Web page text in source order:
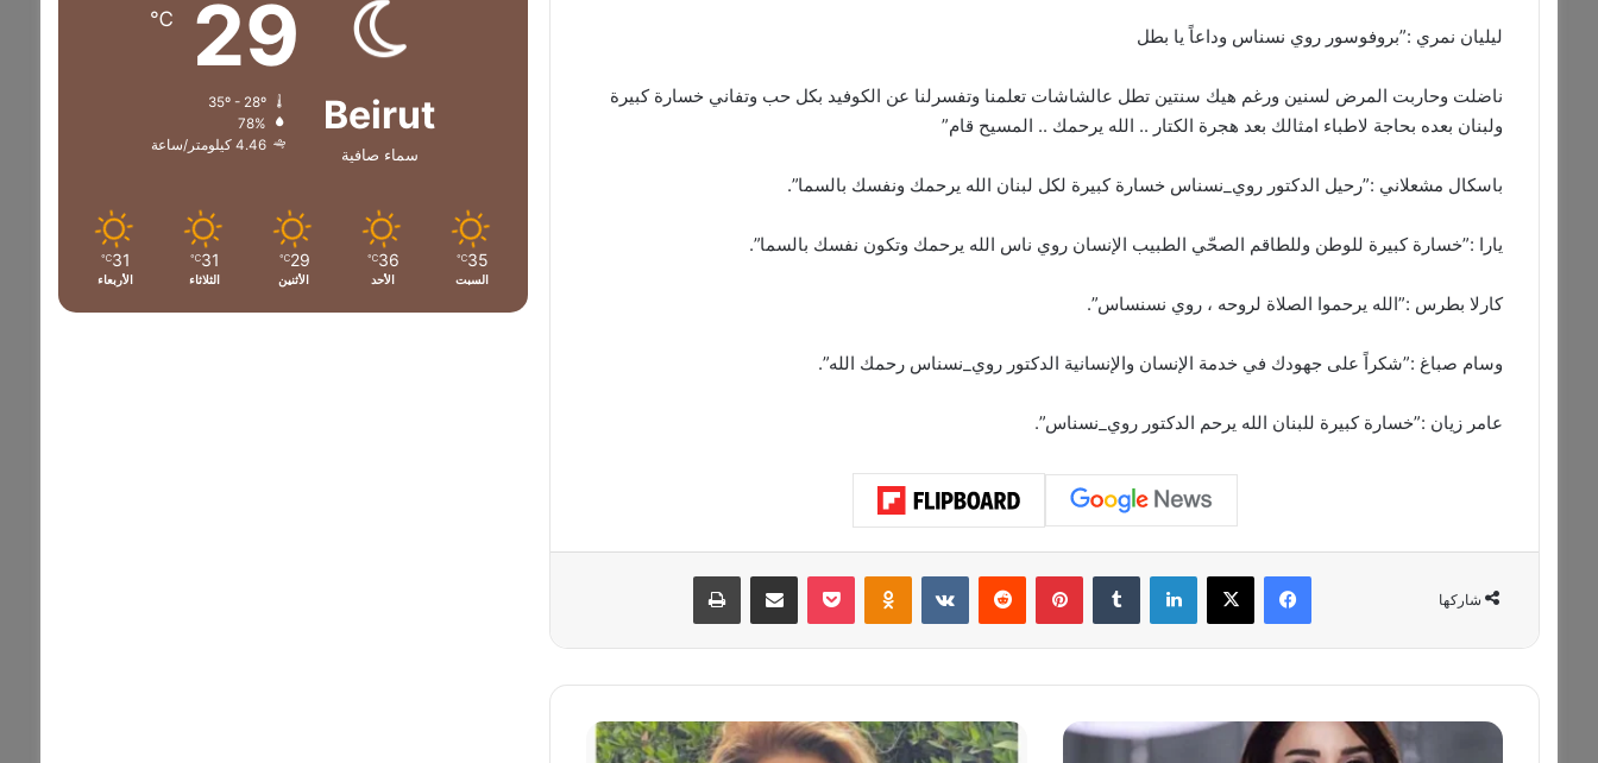
ليليان نمري :”بروفوسور روي نسناس وداعاً يا بطل
ناضلت وحاربت المرض لسنين ورغم هيك سنتين تطل عالشاشات تعلمنا وتفسرلنا عن الكوفيد بكل حب وتفاني خسارة كبيرة
ولبنان بعده بحاجة لاطباء امثالك بعد هجرة الكتار .. الله يرحمك .. المسيح قام”
باسكال مشعلاني :”رحيل الدكتور روي_نسناس خسارة كبيرة لكل لبنان الله يرحمك ونفسك بالسما”.
يارا :”خسارة كبيرة للوطن وللطاقم الصحّي الطبيب الإنسان روي ناس الله يرحمك وتكون نفسك بالسما”.
كارلا بطرس :”الله يرحموا الصلاة لروحه ، روي نسنساس”.
وسام صباغ :”شكراً على جهودك في خدمة الإنسان والإنسانية الدكتور روي_نسناس رحمك الله”.
عامر زيان :”خسارة كبيرة للبنان الله يرحم الدكتور روي_نسناس”.
شاركها
فيسبوك ‫X لينكدإن ‏Tumblr بينتيريست ‏Reddit
‏VKontakte
Odnoklassniki
‫Pocket مشاركة عبر البريد طباعة
س
Beirut
سماء صافية
29
℃
78%
4.46 كيلومتر/ساعة
35
℃
السبت
36
℃
الأحد
29
℃
الأثنين
31
℃
الثلاثاء
31
℃
الأربعاء